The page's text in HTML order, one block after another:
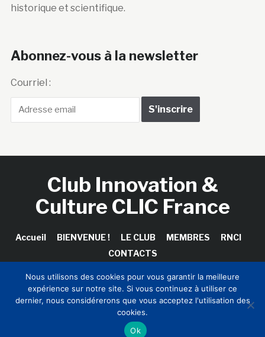
historique et scientifique.
Abonnez-vous à la newsletter
Courriel :
Club Innovation &
Culture CLIC France
Accueil BIENVENUE ! LE CLUB MEMBRES
RNCI
CONTACTS
Copyright © 2026 Club Innovation & Culture CLIC France /
Sinapses Conseils
Nous utilisons des cookies pour vous garantir la meilleure
expérience sur notre site. Si vous continuez à utiliser ce
dernier, nous considérerons que vous acceptez l'utilisation des
cookies.
Ok